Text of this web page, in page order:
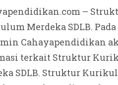
–
Merdeka SDLB.
Cahayapendidikan
terkait Struktur
SDLB. Struktur